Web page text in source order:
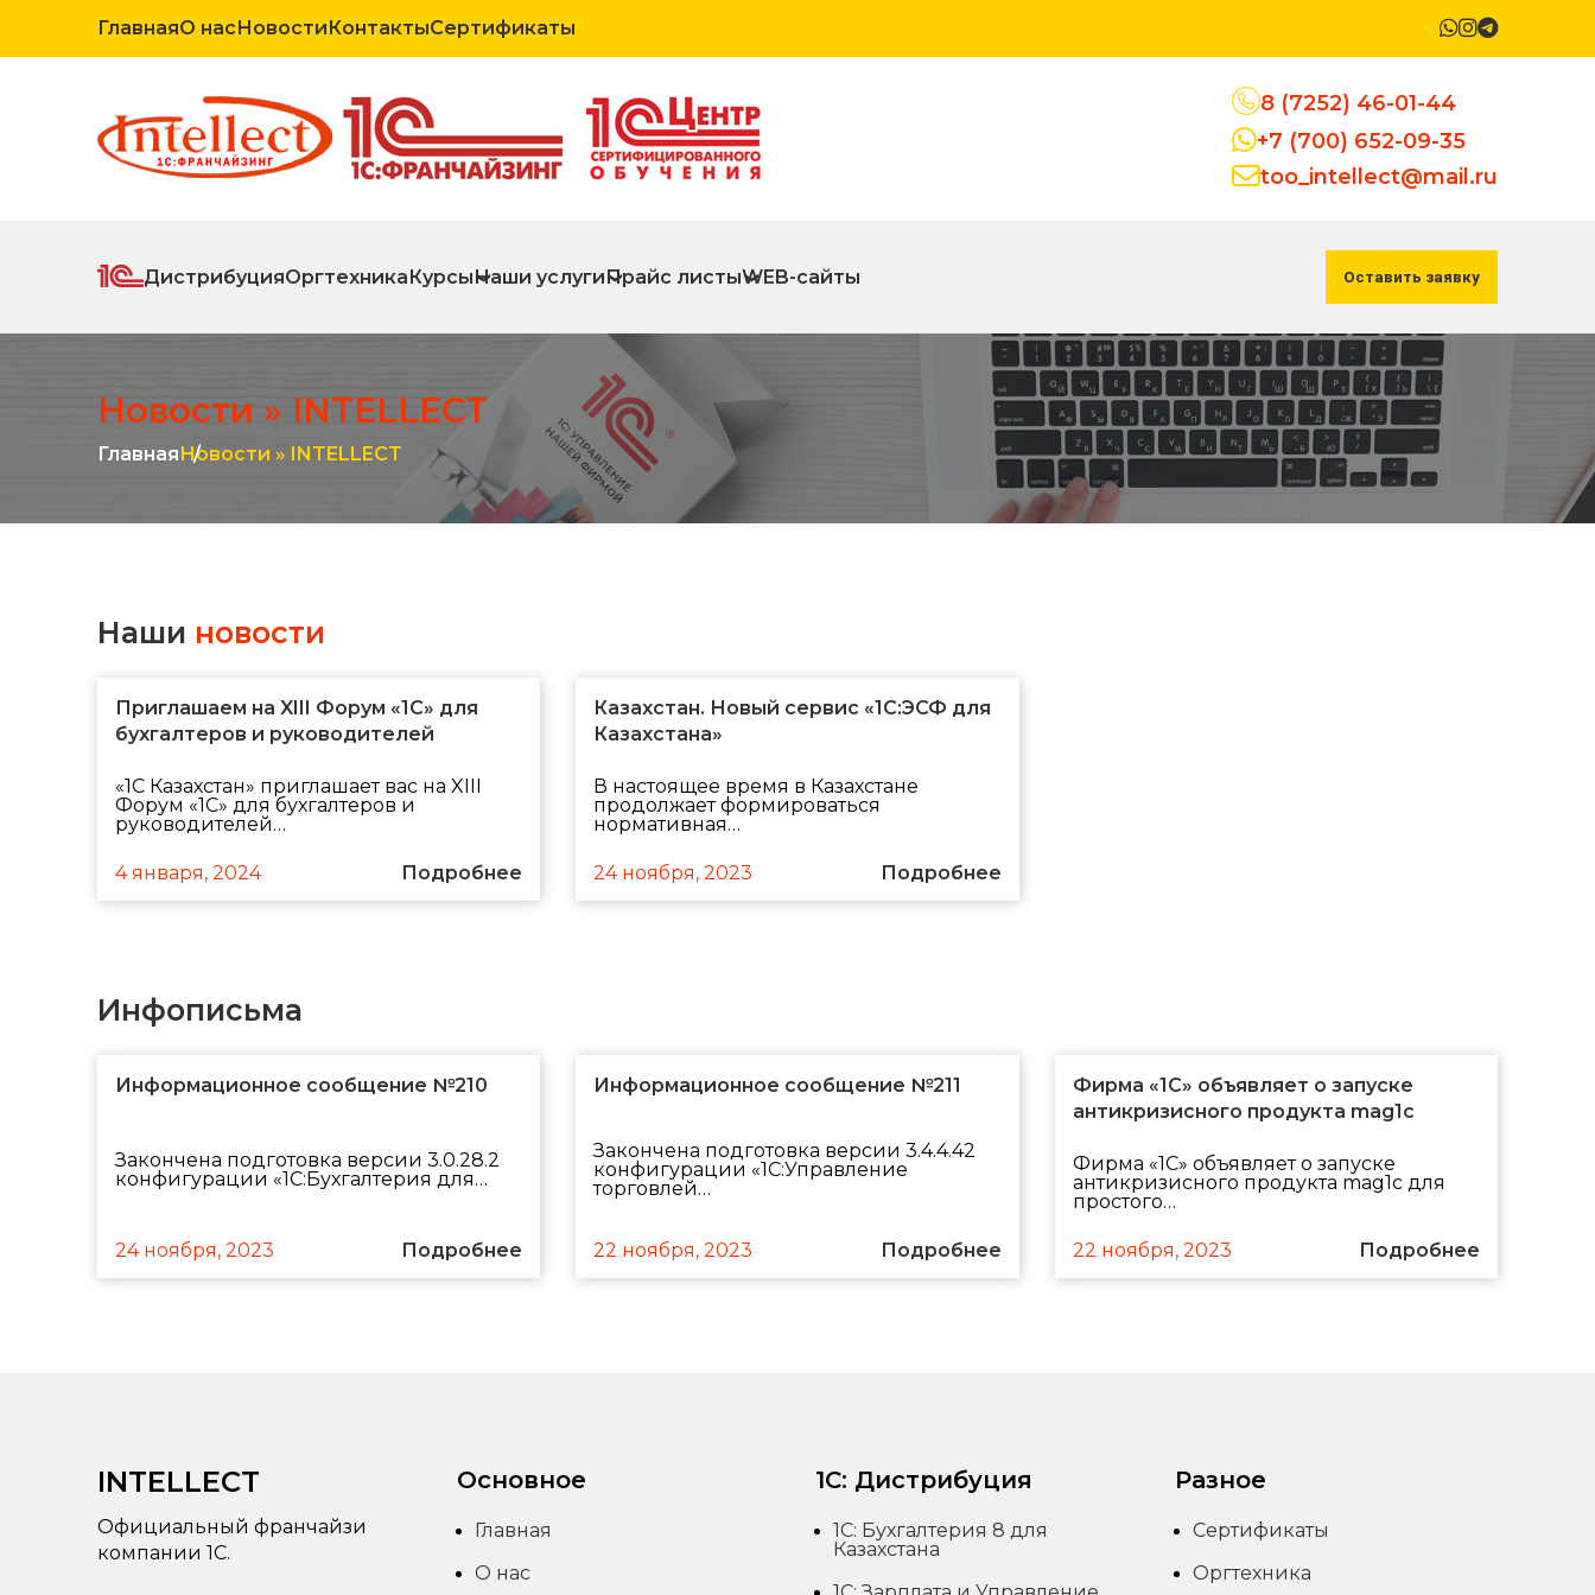
ГлавнаяО насНовостиКонтактыСертификаты
8 (7252) 46-01-44
+7 (700) 652-09-35
too_intellect@mail.ru
ДистрибуцияОргтехникаКурсыНаши услугиПрайс листыWEB-сайты Оставить заявку
Новости » INTELLECT
ГлавнаяНовости » INTELLECT
Наши новости
Приглашаем на XIII Форум «1С» для
бухгалтеров и руководителей
«1С Казахстан» приглашает вас на XIII
Форум «1С» для бухгалтеров и
руководителей…
4 января, 2024 Подробнее
Казахстан. Новый сервис «1С:ЭСФ для
Казахстана»
В настоящее время в Казахстане
продолжает формироваться
нормативная…
24 ноября, 2023 Подробнее
Инфописьма
Информационное сообщение №210
Закончена подготовка версии 3.0.28.2
конфигурации «1С:Бухгалтерия для…
24 ноября, 2023 Подробнее
Информационное сообщение №211
Закончена подготовка версии 3.4.4.42
конфигурации «1С:Управление
торговлей…
22 ноября, 2023 Подробнее
Фирма «1С» объявляет о запуске
антикризисного продукта mag1c
Фирма «1С» объявляет о запуске
антикризисного продукта mag1c для
простого…
22 ноября, 2023 Подробнее
INTELLECT
Официальный франчайзи
компании 1С.
Основное
Главная
О нас
1С: Дистрибуция
1С: Бухгалтерия 8 для
Казахстана
Разное
Сертификаты
Оргтехника